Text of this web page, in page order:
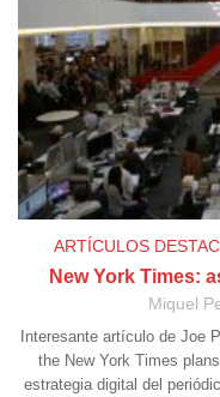
ARTÍCULOS
New York Times:
Miquel
Interesante artículo de Joe
the New York Times
estrategia digital del